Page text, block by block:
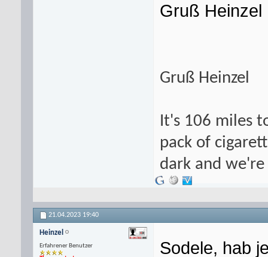
Gruß Heinzel
Gruß Heinzel
It's 106 miles
pack of
dark and
21.04.2023 19:40
Heinzel
Erfahrener Benutzer
Sodele, hab